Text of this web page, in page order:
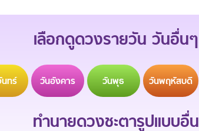
เลือกดูดวงรายวัน วันอื่นๆ
ทร์ วันอังคาร วันพุธ วันพฤหัสบดี
ทำนายดวงชะตารูปแบบอื่น